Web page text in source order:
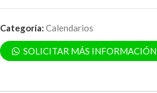
Categoría: Calendarios
SOLICITAR MÁS INFORMACIÓN